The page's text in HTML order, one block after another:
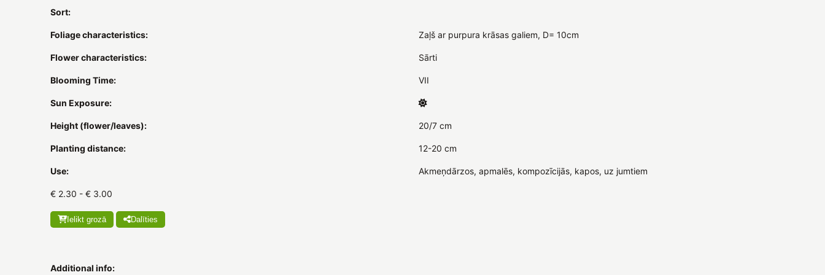
Sort:
Foliage characteristics: Zaļš ar purpura krāsas galiem, D= 10cm
Flower characteristics: Sārti
Blooming Time: VII
Sun Exposure:
Height (flower/leaves): 20/7 cm
Planting distance: 12-20 cm
Use: Akmeņdārzos, apmalēs, kompozīcijās, kapos, uz jumtiem
€ 2.30 - € 3.00
Ielikt grozā Dalīties
Additional info: